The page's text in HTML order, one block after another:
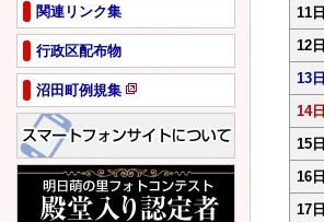
11日
12日
13日
14日
15日
16日
17日
ペ
ジ
開
き
ま
す
関連リンク集
行政区配布物
沼田町例規集
新
規
ー
ジ
で